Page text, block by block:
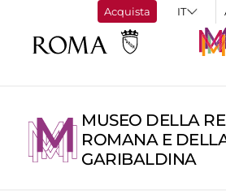
Acquista
MUSEO DELLA
ROMANA E
GARIBALDINA